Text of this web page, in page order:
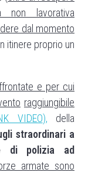
lavorativa
dal momento
itinere proprio un
e per cui
raggiungibile
VIDEO), della
straordinari a
di polizia ad
armate sono